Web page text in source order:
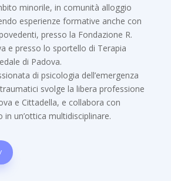
minorile, in comunità alloggio
esperienze formative anche con
presso la Fondazione R.
e presso lo sportello di Terapia
di Padova.
di psicologia dell’emergenza
svolge la libera professione
e Cittadella, e collabora con
in un’ottica multidisciplinare.